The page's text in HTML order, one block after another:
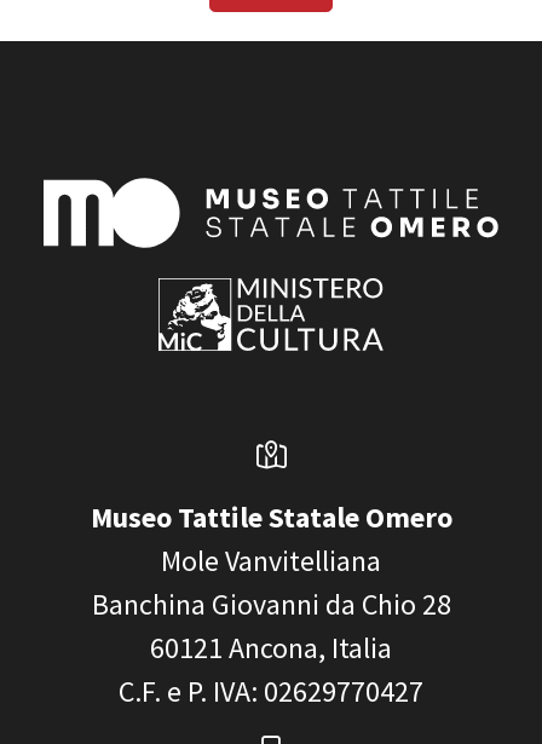
Museo Tattile Statale Omero
Mole Vanvitelliana
Banchina Giovanni da Chio 28
60121Ancona, Italia
C.F. e P. IVA: 02629770427